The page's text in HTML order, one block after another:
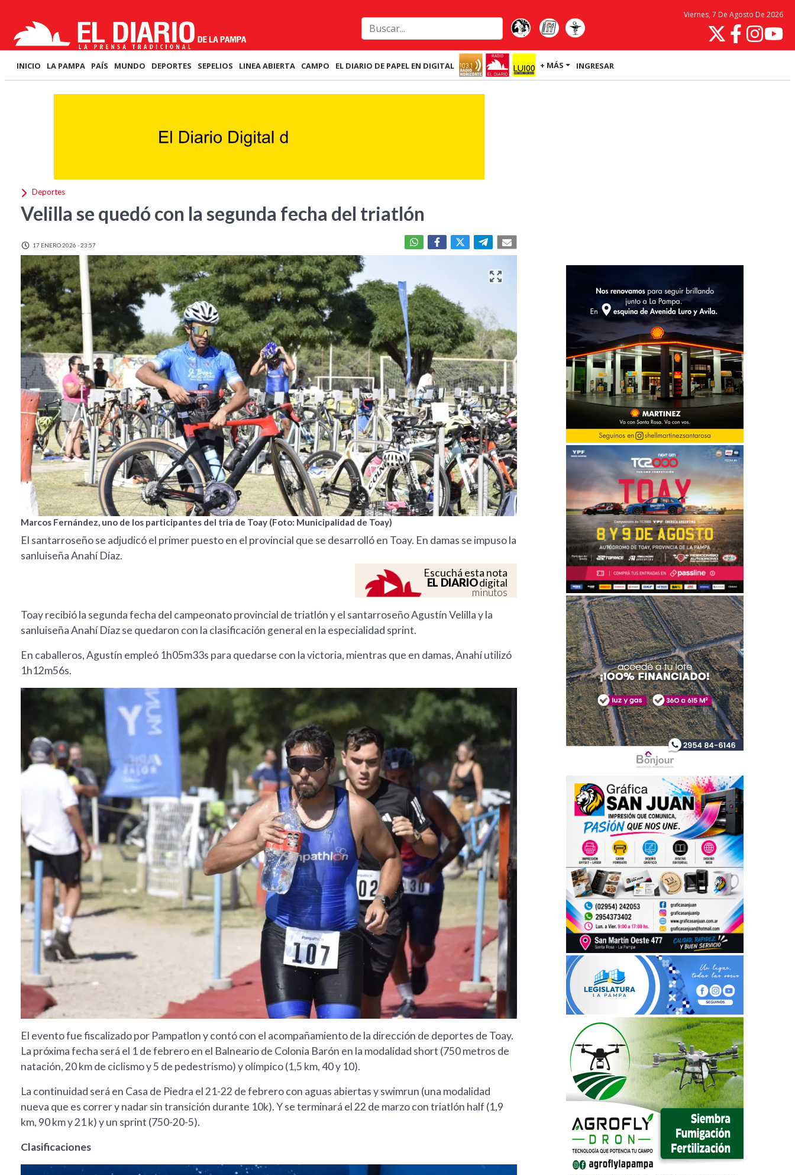
Viernes, 7 De Agosto De 2026
INICIO LA PAMPA PAÍS MUNDO DEPORTES SEPELIOS LINEA ABIERTA CAMPO EL DIARIO DE PAPEL EN DIGITAL + MÁS INGRESAR
Deportes
Velilla se quedó con la segunda fecha del triatlón
17 ENERO 2026 - 23:57
Marcos Fernández, uno de los participantes del tria de Toay (Foto: Municipalidad de Toay)
El santarroseño se adjudicó el primer puesto en el provincial que se desarrolló en Toay. En damas se impuso la
sanluiseña Anahí Díaz.
Escuchá esta nota
EL DIARIOdigital
minutos
Toay recibió la segunda fecha del campeonato provincial de triatlón y el santarroseño Agustín Velilla y la
sanluiseña Anahí Díaz se quedaron con la clasificación general en la especialidad sprint.
En caballeros, Agustín empleó 1h05m33s para quedarse con la victoria, mientras que en damas, Anahí utilizó
1h12m56s.
El evento fue fiscalizado por Pampatlon y contó con el acompañamiento de la dirección de deportes de Toay.
La próxima fecha será el 1 de febrero en el Balneario de Colonia Barón en la modalidad short (750 metros de
natación, 20 km de ciclismo y 5 de pedestrismo) y olímpico (1,5 km, 40 y 10).
La continuidad será en Casa de Piedra el 21-22 de febrero con aguas abiertas y swimrun (una modalidad
nueva que es correr y nadar sin transición durante 10k). Y se terminará el 22 de marzo con triatlón half (1,9
km, 90 km y 21 k) y un sprint (750-20-5).
Clasificaciones